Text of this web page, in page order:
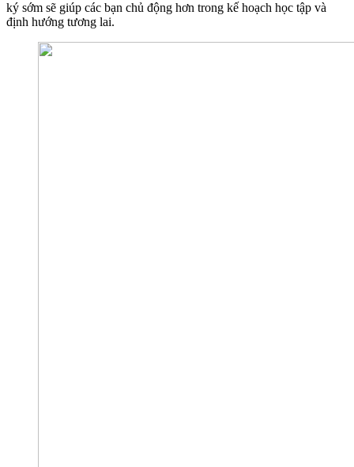
ký sớm sẽ giúp các bạn chủ động hơn trong kế hoạch học tập và
định hướng tương lai.